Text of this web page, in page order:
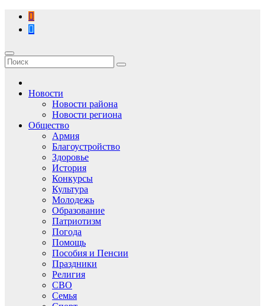
Перейти
содержимому
Новости
Новости района
Новости региона
Общество
Армия
Благоустройство
Здоровье
История
Конкурсы
Культура
Молодежь
Образование
Патриотизм
Погода
Помощь
Пособия и Пенсии
Праздники
Религия
СВО
Семья